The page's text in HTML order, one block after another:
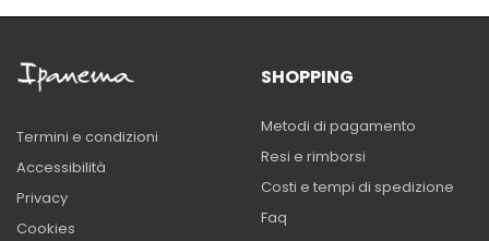
Termini e condizioni
Accessibilità
Privacy
Cookies
SHOPPING
Metodi di pagamento
Resi e rimborsi
Costi e tempi di spedizione
Faq